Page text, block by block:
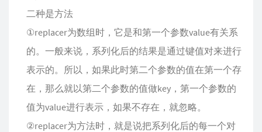
二种是方法
①replacer为数组时，它是和第一个参数value有关系
的。一般来说，系列化后的结果是通过键值对来进行
表示的。所以，如果此时第二个参数的值在第一个存
在，那么就以第二个参数的值做key，第一个参数的
值为value进行表示，如果不存在，就忽略。
②replacer为方法时，就是说把系列化后的每一个对